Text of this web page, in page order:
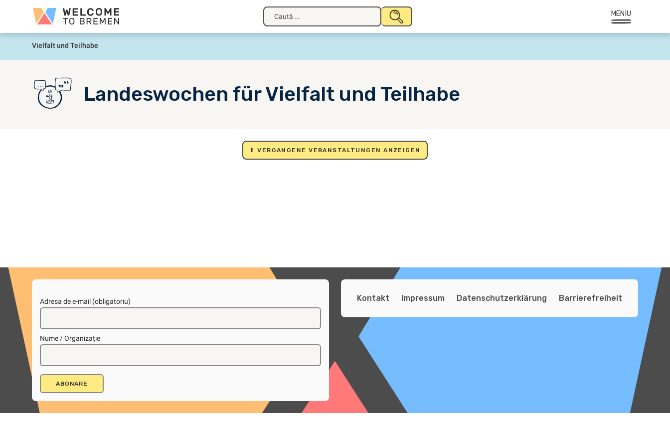
Welcome
to
Bremen
Caută
după:
TRIMITE
MENIU
Prima
pagină
Vielfalt und Teilhabe
Landeswochen für Vielfalt und Teilhabe
⬆ VERGANGENE VERANSTALTUNGEN ANZEIGEN
Adresa de e-mail (obligatoriu)
Nume / Organizație
Kontakt Impressum Datenschutzerklärung Barrierefreiheit